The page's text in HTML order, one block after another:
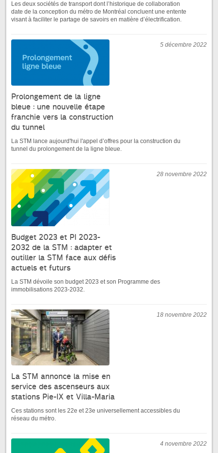
Les deux sociétés de transport dont l’historique de collaboration
date de la conception du métro de Montréal concluent une entente
visant à faciliter le partage de savoirs en matière d’électrification.
5 décembre 2022
Prolongement de la ligne
bleue : une nouvelle étape
franchie vers la construction
du tunnel
La STM lance aujourd'hui l'appel d’offres pour la construction du
tunnel du prolongement de la ligne bleue.
28 novembre 2022
Budget 2023 et PI 2023-
2032 de la STM : adapter et
outiller la STM face aux défis
actuels et futurs
La STM dévoile son budget 2023 et son Programme des
immobilisations 2023-2032.
18 novembre 2022
La STM annonce la mise en
service des ascenseurs aux
stations Pie-IX et Villa-Maria
Ces stations sont les 22e et 23e universellement accessibles du
réseau du métro.
4 novembre 2022